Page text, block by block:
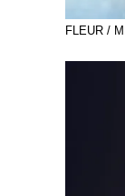
FLEUR /